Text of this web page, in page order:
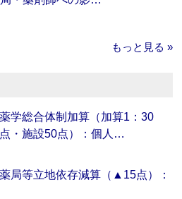
もっと見る »
学総合体制加算（加算1：30
・施設50点）：個人…
局等立地依存減算（▲15点）：